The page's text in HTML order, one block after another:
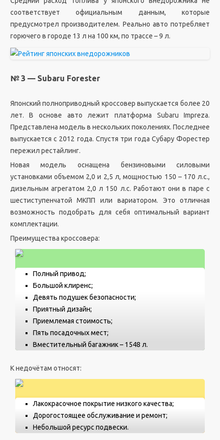
соответствует официальным данным, которые
предусмотрел производителем. Реально авто потребляет
горючего в городе 13 л на 100 км, по трассе – 9 л.
№ 3 — Subaru Forester
Японский полноприводный кроссовер выпускается более 20
лет. В основе авто лежит платформа Subaru Impreza.
Представлена модель в нескольких поколениях. Последнее
выпускается с 2012 года. Спустя три года Субару Форестер
пережил рестайлинг.
Новая модель оснащена бензиновыми силовыми
установками объемом 2,0 и 2,5 л, мощностью 150 – 170 л.с.,
дизельным агрегатом 2,0 л 150 л.с. Работают они в паре с
шестиступенчатой МКПП или вариатором. Это отличная
возможность подобрать для себя оптимальный вариант
комплектации.
Преимущества кроссовера:
Полный привод;
Большой клиренс;
Девять подушек безопасности;
Приятный дизайн;
Приемлемая стоимость;
Пять посадочных мест;
Вместительный багажник – 1548 л.
К недочётам относят:
Лакокрасочное покрытие низкого качества;
Дорогостоящее обслуживание и ремонт;
Небольшой ресурс подвески.